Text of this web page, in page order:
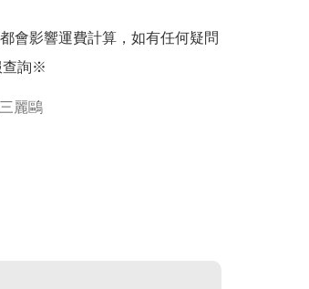
會影響運費計算，如有任何疑問
查詢※
麗鷗